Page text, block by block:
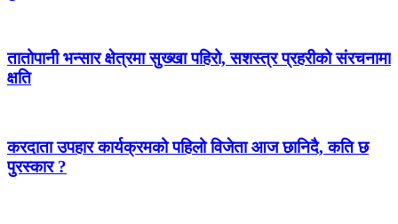
तातोपानी भन्सार क्षेत्रमा सुख्खा पहिरो, सशस्त्र प्रहरीको संरचनामा
क्षति
करदाता उपहार कार्यक्रमको पहिलो विजेता आज छानिदै, कति छ
पुरस्कार ?